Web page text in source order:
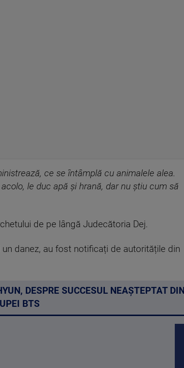
ce se întâmplă cu animalele alea.
le duc apă și hrană, dar nu știu cum să
de pe lângă Judecătoria Dej.
danez, au fost notificați de autoritățile din
DESPRE SUCCESUL NEAȘTEPTAT DIN
BTS